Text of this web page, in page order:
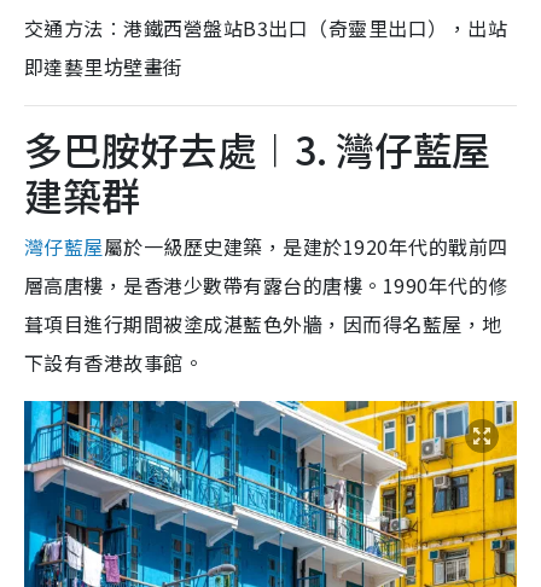
交通方法︰港鐵西營盤站B3出口（奇靈里出口），出站
即達藝里坊壁畫街
多巴胺好去處︱3. 灣仔藍屋
建築群
灣仔藍屋屬於一級歷史建築，是建於1920年代的戰前四
層高唐樓，是香港少數帶有露台的唐樓。1990年代的修
葺項目進行期間被塗成湛藍色外牆，因而得名藍屋，地
下設有香港故事館。